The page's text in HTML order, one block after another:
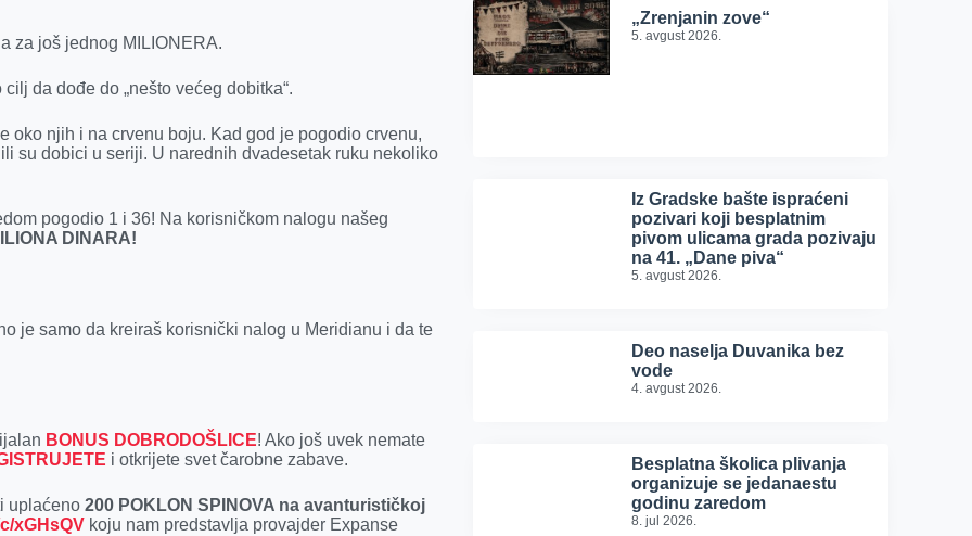
za još jednog MILIONERA.
da dođe do „nešto većeg dobitka“.
oko njih i na crvenu boju. Kad god je pogodio crvenu,
su dobici u seriji. U narednih dvadesetak ruku nekoliko
pogodio 1 i 36! Na korisničkom nalogu našeg
DINARA!
je samo da kreiraš korisnički nalog u Meridianu i da te
BONUS DOBRODOŠLICE! Ako još uvek nemate
i otkrijete svet čarobne zabave.
uplaćeno200 POKLON SPINOVA na avanturističkoj
xGHsQV koju nam predstavlja provajder Expanse
„Zrenjanin zove“
5. avgust 2026.
Iz Gradske bašte ispraćeni
pozivari koji besplatnim
pivom ulicama grada pozivaju
na 41. „Dane piva“
5. avgust 2026.
Deo naselja Duvanika bez
vode
4. avgust 2026.
Besplatna školica plivanja
organizuje se jedanaestu
godinu zaredom
8. jul 2026.